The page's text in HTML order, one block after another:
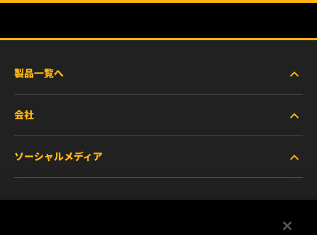
製品一覧へ
商用車および建機・農機・産業用途車両
乗用車および小型トラック
特殊用途向けフィルター
会社
WIXについて
リソース
ソーシャルメディア